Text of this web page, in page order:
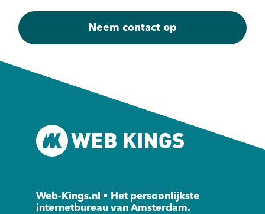
Web-Kings.nl • Het persoonlijkste
internetbureau van Amsterdam.